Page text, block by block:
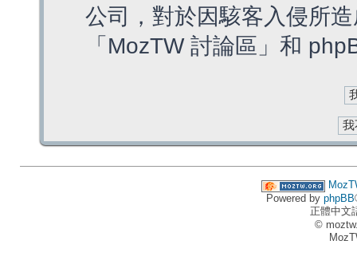
公司，對於因駭客入侵所
「MozTW 討論區」和
Powered by phpBB
正體中文
©